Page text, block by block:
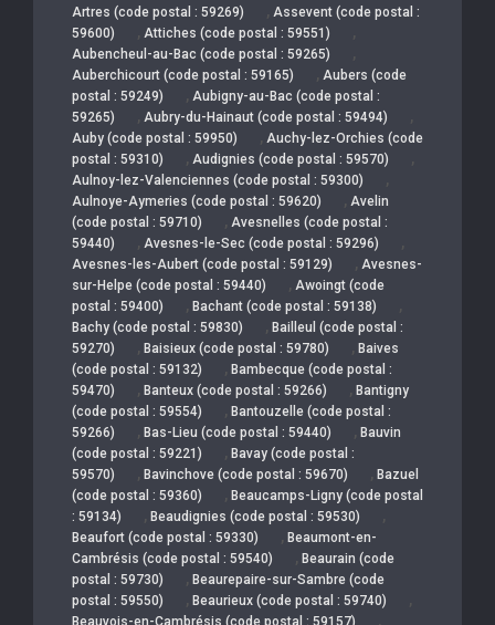
Artres (code postal : 59269) , Assevent (code postal :
59600)
, Attiches (code postal : 59551) ,
Aubencheul-au-Bac (code postal : 59265) ,
Auberchicourt (code postal : 59165) , Aubers (code
postal : 59249)
, Aubigny-au-Bac (code postal :
59265)
, Aubry-du-Hainaut (code postal : 59494) ,
Auby (code postal : 59950) , Auchy-lez-Orchies (code
postal : 59310)
, Audignies (code postal : 59570) ,
Aulnoy-lez-Valenciennes (code postal : 59300) ,
Aulnoye-Aymeries (code postal : 59620) , Avelin
(code postal : 59710)
, Avesnelles (code postal :
59440)
, Avesnes-le-Sec (code postal : 59296) ,
Avesnes-les-Aubert (code postal : 59129) , Avesnes-
sur-Helpe (code postal : 59440)
, Awoingt (code
postal : 59400)
, Bachant (code postal : 59138) ,
Bachy (code postal : 59830) , Bailleul (code postal :
59270)
, Baisieux (code postal : 59780) , Baives
(code postal : 59132)
, Bambecque (code postal :
59470)
, Banteux (code postal : 59266) , Bantigny
(code postal : 59554)
, Bantouzelle (code postal :
59266)
, Bas-Lieu (code postal : 59440) , Bauvin
(code postal : 59221)
, Bavay (code postal :
59570)
, Bavinchove (code postal : 59670) , Bazuel
(code postal : 59360)
, Beaucamps-Ligny (code postal
: 59134)
, Beaudignies (code postal : 59530) ,
Beaufort (code postal : 59330) , Beaumont-en-
Cambrésis (code postal : 59540)
, Beaurain (code
postal : 59730)
, Beaurepaire-sur-Sambre (code
postal : 59550)
, Beaurieux (code postal : 59740) ,
Beauvois-en-Cambrésis (code postal : 59157) ,